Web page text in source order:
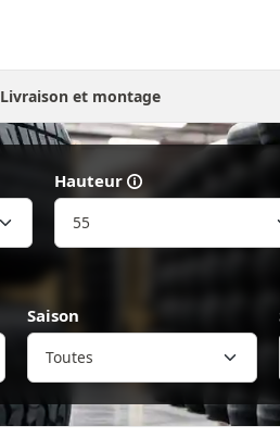
Livraison et montage
Hauteur
Saison